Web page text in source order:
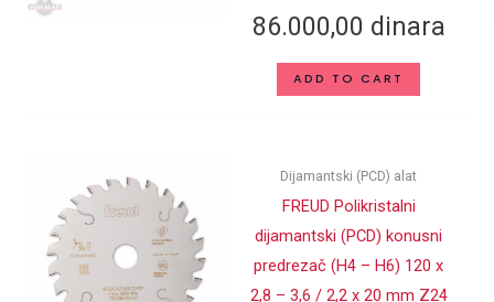
86.000,00 dinara
ADD TO CART
Dijamantski (PCD) alat
FREUD Polikristalni
dijamantski (PCD) konusni
predrezač (H4 – H6) 120 x
2,8 – 3,6 / 2,2 x 20 mm Z24